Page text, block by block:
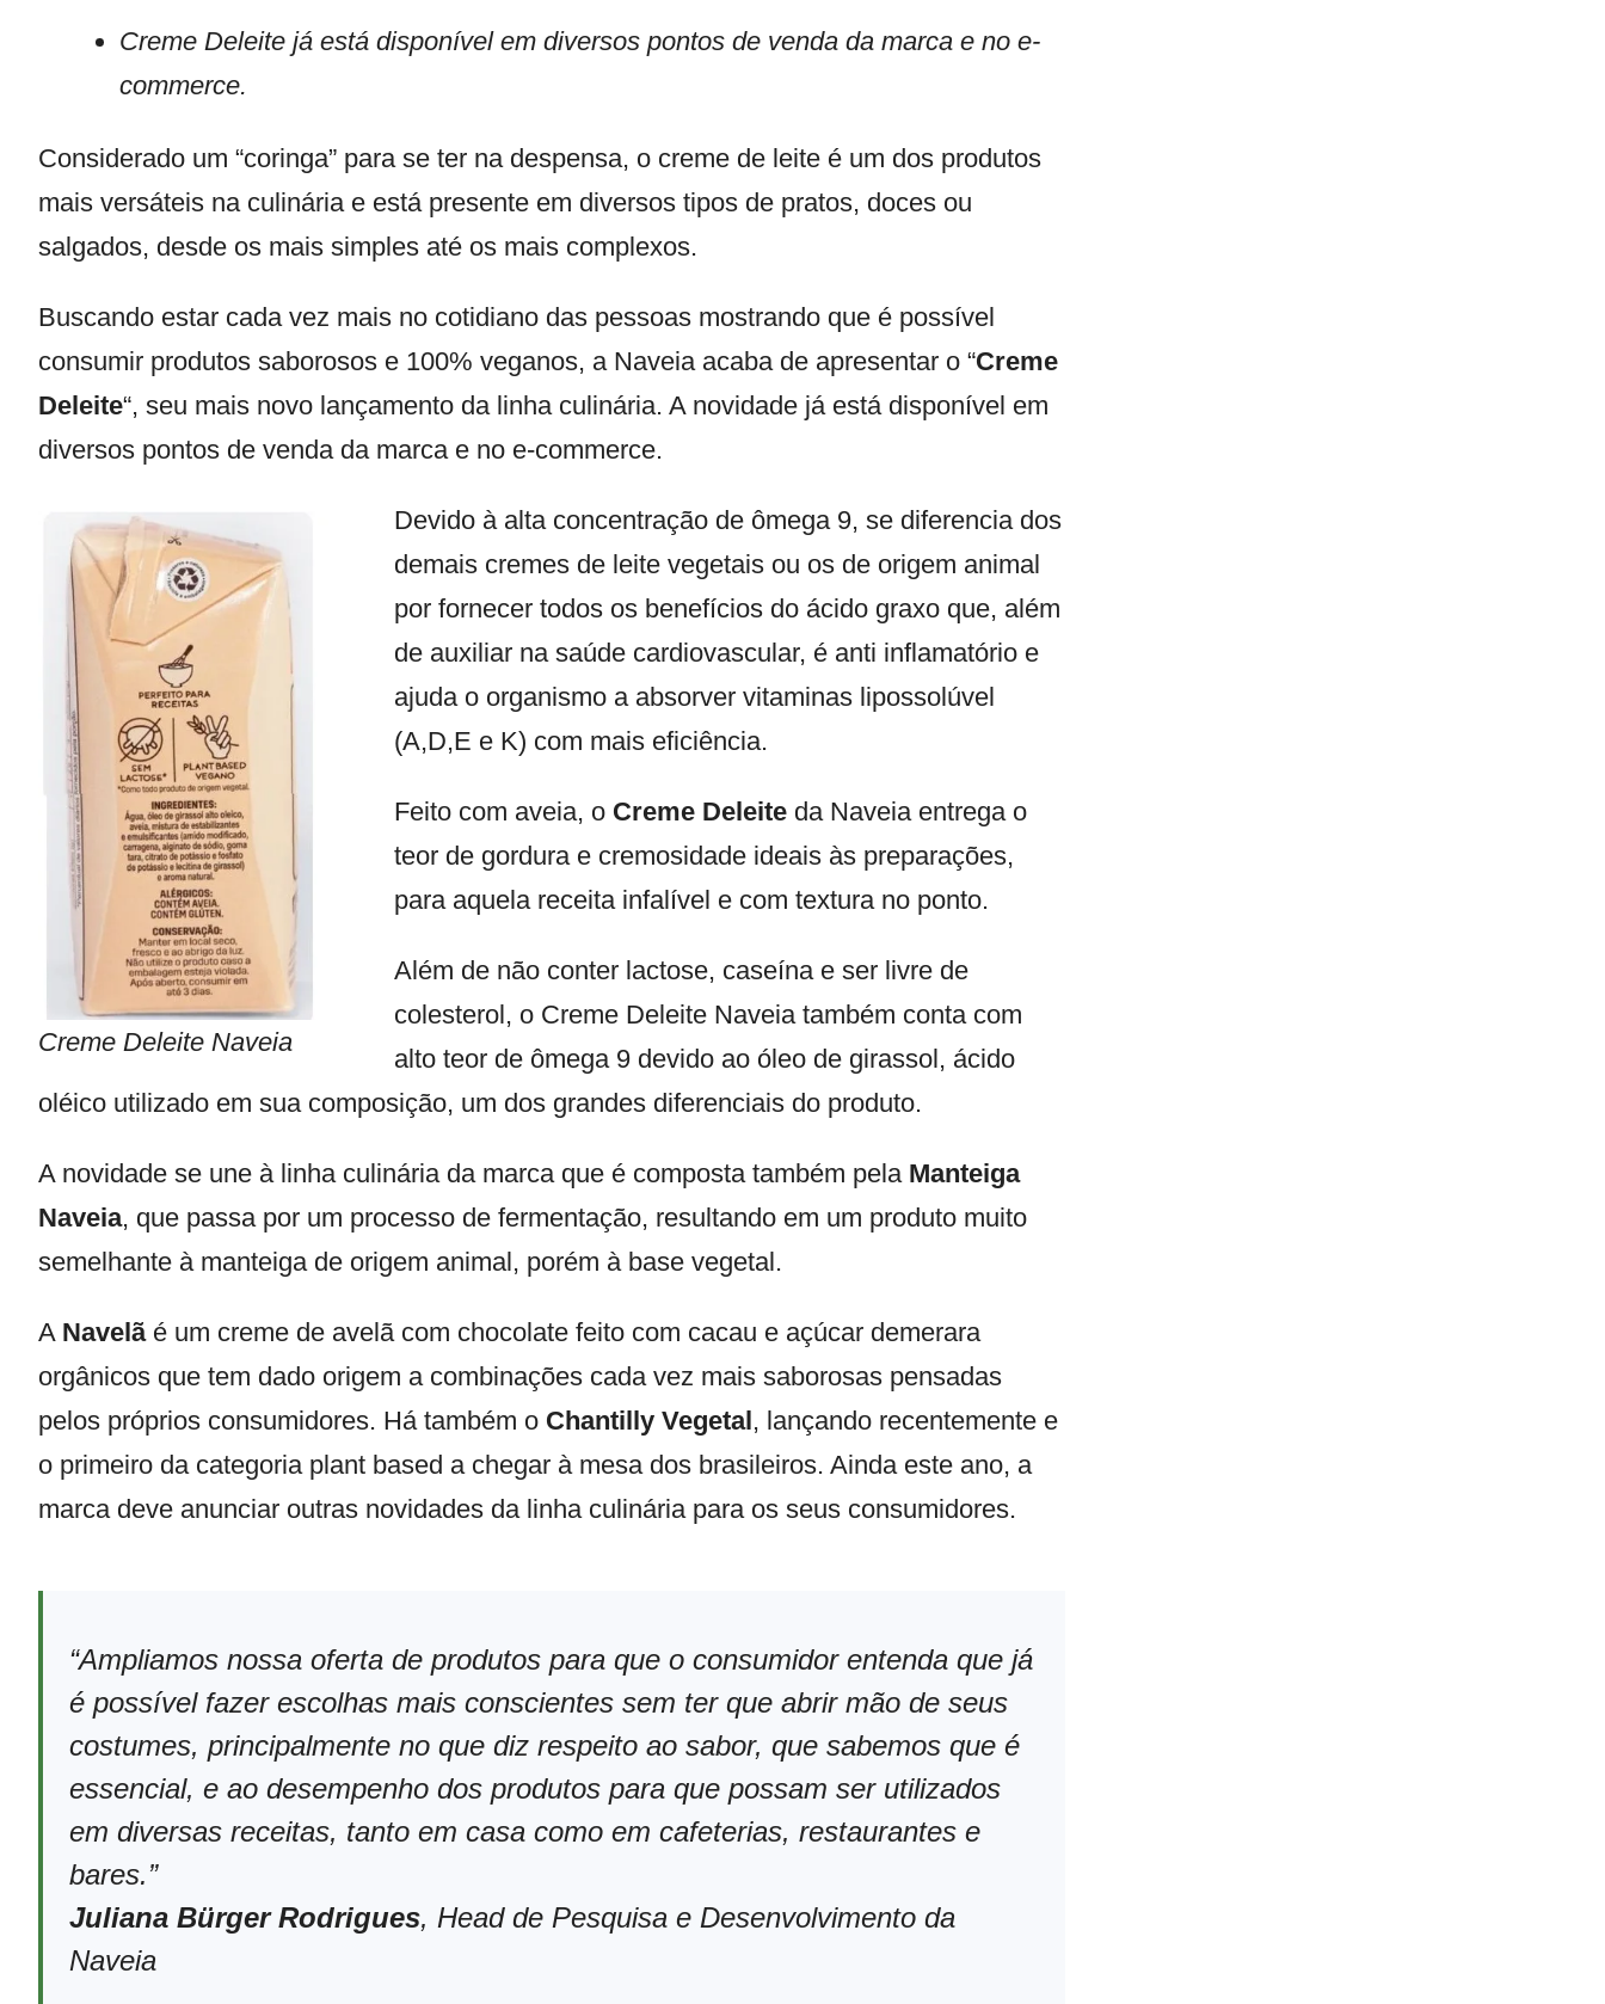
Creme Deleite já está disponível em diversos pontos de venda da marca e no e-
commerce.
Considerado um “coringa” para se ter na despensa, o creme de leite é um dos produtos
mais versáteis na culinária e está presente em diversos tipos de pratos, doces ou
salgados, desde os mais simples até os mais complexos.
Buscando estar cada vez mais no cotidiano das pessoas mostrando que é possível
consumir produtos saborosos e 100% veganos, a Naveia acaba de apresentar o “Creme
Deleite“, seu mais novo lançamento da linha culinária. A novidade já está disponível em
diversos pontos de venda da marca e no e-commerce.
Creme Deleite Naveia
Devido à alta concentração de ômega 9, se diferencia dos
demais cremes de leite vegetais ou os de origem animal
por fornecer todos os benefícios do ácido graxo que, além
de auxiliar na saúde cardiovascular, é anti inflamatório e
ajuda o organismo a absorver vitaminas lipossolúvel
(A,D,E e K) com mais eficiência.
Feito com aveia, o Creme Deleite da Naveia entrega o
teor de gordura e cremosidade ideais às preparações,
para aquela receita infalível e com textura no ponto.
Além de não conter lactose, caseína e ser livre de
colesterol, o Creme Deleite Naveia também conta com
alto teor de ômega 9 devido ao óleo de girassol, ácido
oléico utilizado em sua composição, um dos grandes diferenciais do produto.
A novidade se une à linha culinária da marca que é composta também pela Manteiga
Naveia, que passa por um processo de fermentação, resultando em um produto muito
semelhante à manteiga de origem animal, porém à base vegetal.
A Navelãé um creme de avelã com chocolate feito com cacau e açúcar demerara
orgânicos que tem dado origem a combinações cada vez mais saborosas pensadas
pelos próprios consumidores. Há também o Chantilly Vegetal, lançando recentemente e
o primeiro da categoria plant based a chegar à mesa dos brasileiros. Ainda este ano, a
marca deve anunciar outras novidades da linha culinária para os seus consumidores.
“Ampliamos nossa oferta de produtos para que o consumidor entenda que já
é possível fazer escolhas mais conscientes sem ter que abrir mão de seus
costumes, principalmente no que diz respeito ao sabor, que sabemos que é
essencial, e ao desempenho dos produtos para que possam ser utilizados
em diversas receitas, tanto em casa como em cafeterias, restaurantes e
bares.”
Juliana Bürger Rodrigues, Head de Pesquisa e Desenvolvimento da
Naveia